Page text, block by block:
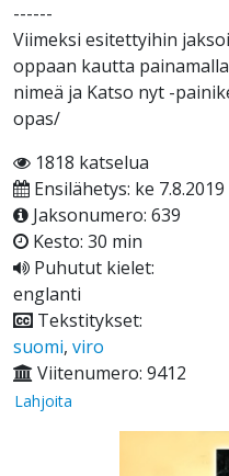
------
Viimeksi esitettyihin
oppaan kautta
nimeä ja Katso nyt -
opas/​
1818 katselua
Ensilähetys: ke 7.8.2019
Jaksonumero: 639
Kesto: 30 min
Puhutut kielet:
englanti
Tekstitykset:
suomi, viro
Viitenumero: 9412
Lahjoita